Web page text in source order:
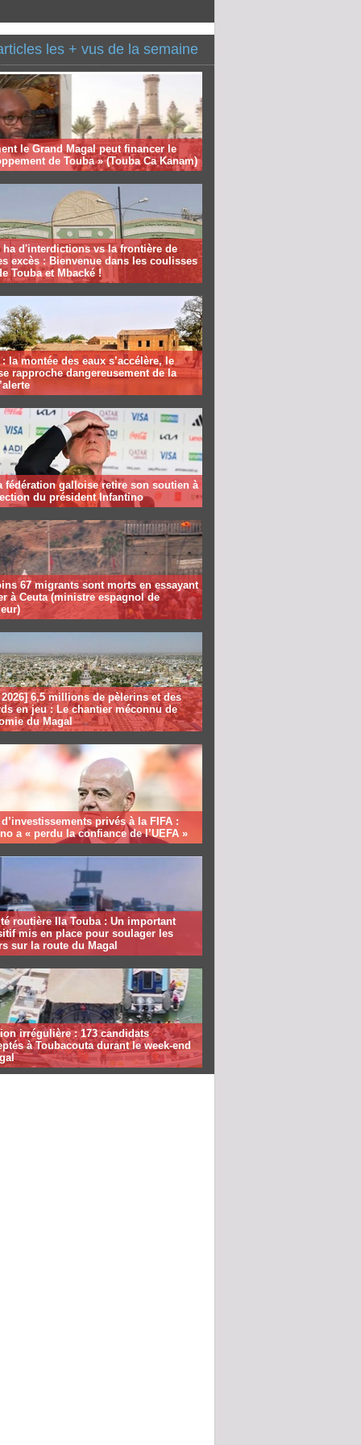
les + vus de la semaine
le Grand Magal peut financer le
de Touba » (Touba Ca Kanam)
ha d'interdictions vs la frontière de
excès : Bienvenue dans les coulisses
Touba et Mbacké !
la montée des eaux s’accélère, le
rapproche dangereusement de la
fédération galloise retire son soutien à
du président Infantino
67 migrants sont morts en essayant
à Ceuta (ministre espagnol de
6,5 millions de pèlerins et des
en jeu : Le chantier méconnu de
du Magal
privés à la FIFA :
a « perdu la confiance de l’UEFA »
routière Ila Touba : Un important
mis en place pour soulager les
sur la route du Magal
irrégulière : 173 candidats
à Toubacouta durant le week-end